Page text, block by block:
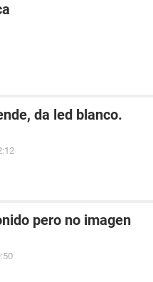
da led blanco.
pero no imagen